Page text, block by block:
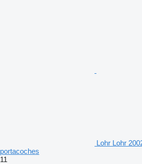
Lohr Lohr
portacoches
11